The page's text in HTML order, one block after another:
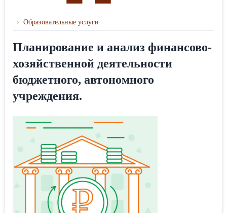
› Образовательные услуги
Планирование и анализ финансово-
хозяйственной деятельности
бюджетного, автономного
учреждения.